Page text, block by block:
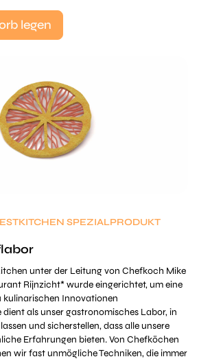
legen
SPEZIALPRODUKT
unter der Leitung von Chefkoch Mike
Rijnzicht* wurde eingerichtet, um eine
kulinarischen Innovationen
als unser gastronomisches Labor, in
und sicherstellen, dass alle unsere
Erfahrungen bieten. Von Chefköchen
wir fast unmögliche Techniken, die immer